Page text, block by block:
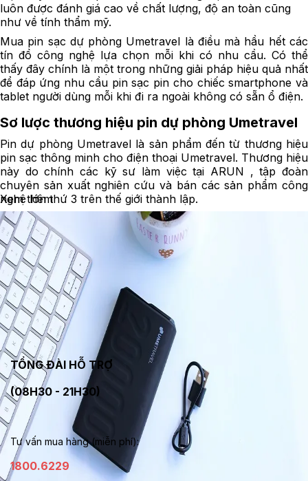
luôn được đánh giá cao về chất lượng, độ an toàn cũng
như về tính thẩm mỹ.
Mua pin sạc dự phòng Umetravel là điều mà hầu hết các
tín đồ công nghệ lựa chọn mỗi khi có nhu cầu. Có thể
thấy đây chính là một trong những giải pháp hiệu quả nhất
để đáp ứng nhu cầu pin sạc pin cho chiếc smartphone và
tablet người dùng mỗi khi đi ra ngoài không có sẵn ổ điện.
Sơ lược thương hiệu pin dự phòng Umetravel
Pin dự phòng Umetravel là sản phẩm đến từ thương hiệu
pin sạc thông minh cho điện thoại Umetravel. Thương hiệu
này do chính các kỹ sư làm việc tại ARUN , tập đoàn
chuyên sản xuất nghiên cứu và bán các sản phẩm công
nghệ lớn thứ 3 trên thế giới thành lập.
Xem thêm
TỔNG ĐÀI HỖ TRỢ
(08H30 - 21H30)
Tư vấn mua hàng (miễn phí):
1800.6229